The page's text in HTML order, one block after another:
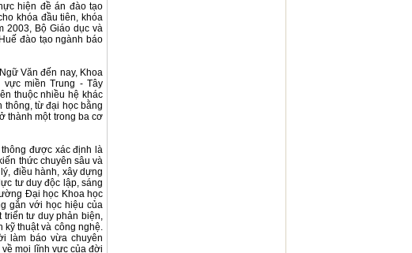
hiện đề án đào tạo
khóa đầu tiên, khóa
2003, Bộ Giáo dục và
đào tạo ngành báo
Văn đến nay, Khoa
miền Trung - Tây
thuộc nhiều hệ khác
thông, từ đại học bằng
thành một trong ba cơ
được xác định là
thức chuyên sâu và
điều hành, xây dựng
tư duy độc lập, sáng
Đại học Khoa học
gắn với học hiệu của
tư duy phản biện,
thuật và công nghệ.
làm báo vừa chuyên
mọi lĩnh vực của đời